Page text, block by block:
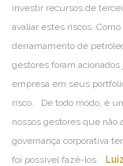
investir recursos de
avaliar estes riscos.
derramamento de
gestores foram
empresa em seus
risco.
De todo modo, é
nossos gestores que não
governança corporativa
foi possível fazê-los.